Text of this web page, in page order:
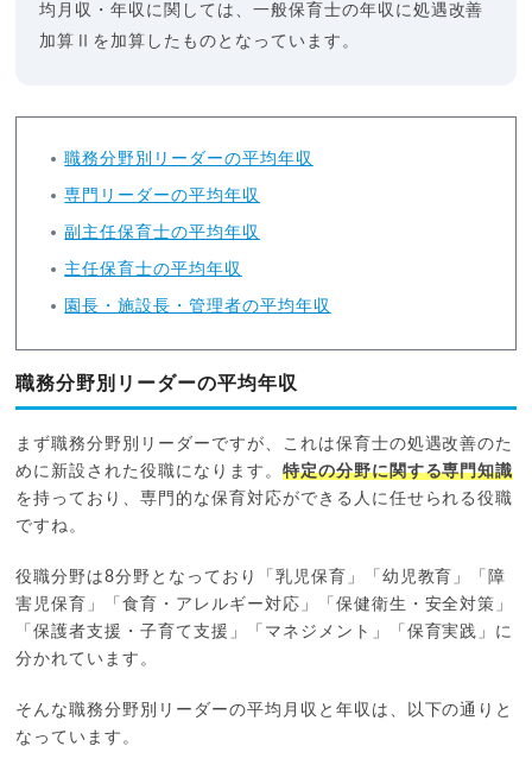
均月収・年収に関しては、一般保育士の年収に処遇改善
加算Ⅱを加算したものとなっています。
職務分野別リーダーの平均年収
専門リーダーの平均年収
副主任保育士の平均年収
主任保育士の平均年収
園長・施設長・管理者の平均年収
職務分野別リーダーの平均年収
まず職務分野別リーダーですが、これは保育士の処遇改善のた
めに新設された役職になります。 特定の分野に関する専門知識
を持っており、専門的な保育対応ができる人に任せられる役職
ですね。
役職分野は8分野となっており「乳児保育」「幼児教育」「障
害児保育」「食育・アレルギー対応」「保健衛生・安全対策」
「保護者支援・子育て支援」「マネジメント」「保育実践」に
分かれています。
そんな職務分野別リーダーの平均月収と年収は、以下の通りと
なっています。